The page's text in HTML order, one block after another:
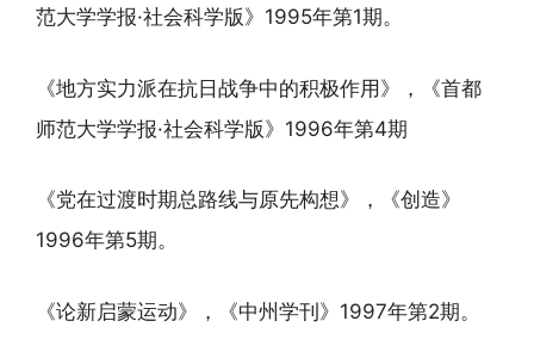
范大学学报·社会科学版》1995年第1期。
《地方实力派在抗日战争中的积极作用》，《首都
师范大学学报·社会科学版》1996年第4期
《党在过渡时期总路线与原先构想》，《创造》
1996年第5期。
《论新启蒙运动》，《中州学刊》1997年第2期。